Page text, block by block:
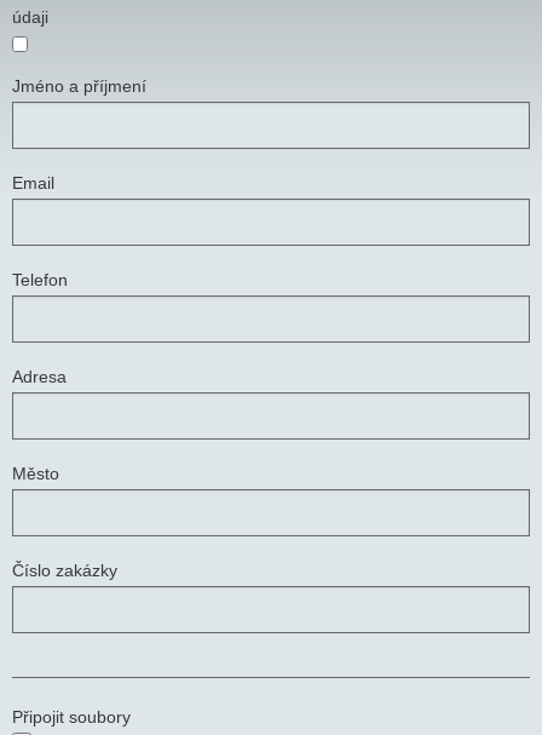
údaji
Jméno a příjmení
Email
Telefon
Adresa
Město
Číslo zakázky
Připojit soubory